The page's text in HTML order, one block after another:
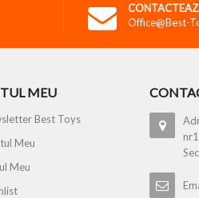
Office@best-
MEU
Best Toys
Meu
Meu